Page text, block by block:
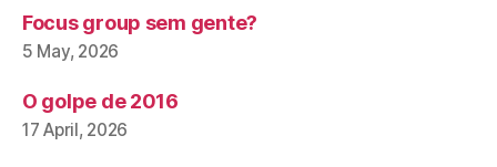
Focus group sem gente?
5 May, 2026
O golpe de 2016
17 April, 2026